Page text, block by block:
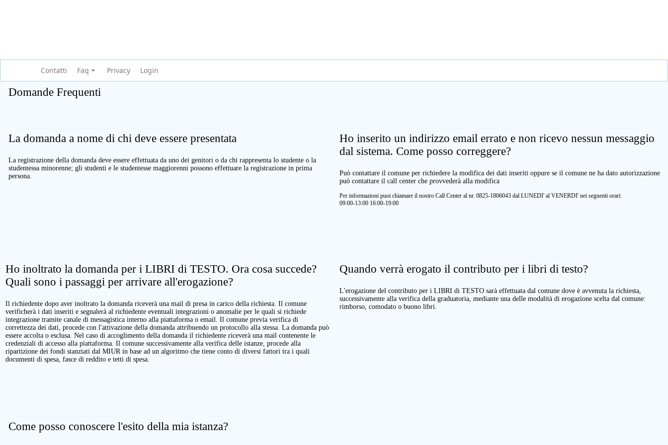
Contatti Faq Privacy Login
Domande Frequenti
La domanda a nome di chi deve essere presentata
La registrazione della domanda deve essere effettuata da uno dei genitori o da chi rappresenta lo studente o la
studentessa minorenne; gli studenti e le studentesse maggiorenni possono effettuare la registrazione in prima
persona.
Ho inserito un indirizzo email errato e non ricevo nessun messaggio
dal sistema. Come posso correggere?
Può contattare il comune per richiedere la modifica dei dati inseriti oppure se il comune ne ha dato autorizzazione
può contattare il call center che provvederà alla modifica
Per informazioni puoi chiamare il nostro Call Center al nr. 0825-1806043 dal LUNEDI' al VENERDI' nei seguenti orari:
09:00-13:00 16:00-19:00
Ho inoltrato la domanda per i LIBRI di TESTO. Ora cosa succede?
Quali sono i passaggi per arrivare all'erogazione?
Il richiedente dopo aver inoltrato la domanda riceverà una mail di presa in carico della richiesta. Il comune
verificherà i dati inseriti e segnalerà al richiedente eventuali integrazioni o anomalie per le quali si richiede
integrazione tramite canale di messagistica interno alla piattaforma o email. Il comune previa verifica di
correttezza dei dati, procede con l'attivazione della domanda attribuendo un protocollo alla stessa. La domanda può
essere accolta o esclusa. Nel caso di accoglimento della domanda il richiedente riceverà una mail contenente le
credenziali di accesso alla piattaforma. Il comune successivamente alla verifica delle istanze, procede alla
ripartizione dei fondi stanziati dal MIUR in base ad un algoritmo che tiene conto di diversi fattori tra i quali
documenti di spesa, fasce di reddito e tetti di spesa.
Quando verrà erogato il contributo per i libri di testo?
L'erogazione del contributo per i LIBRI di TESTO sarà effettuata dal comune dove è avvenuta la richiesta,
successivamente alla verifica della graduatoria, mediante una delle modalità di erogazione scelta dal comune:
rimborso, comodato o buono libri.
Come posso conoscere l'esito della mia istanza?